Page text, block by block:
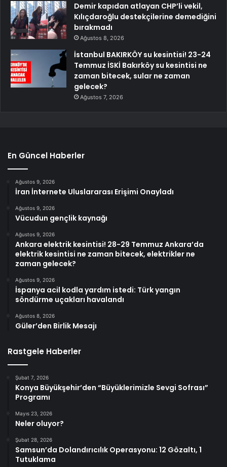
Demir kapıdan atlayan CHP’li vekil,
Kılıçdaroğlu destekçilerine demediğini
bırakmadı
Ağustos 8, 2026
İstanbul BAKIRKÖY su kesintisi! 23-24
Temmuz İSKİ Bakırköy su kesintisi ne
zaman bitecek, sular ne zaman
gelecek?
Ağustos 7, 2026
En Güncel Haberler
Ağustos 9, 2026
İran İnternete Uluslararası Erişimi Onayladı
Ağustos 9, 2026
Vücudun gençlik kaynağı
Ağustos 9, 2026
Ankara elektrik kesintisi! 28-29 Temmuz Ankara’da
elektrik kesintisi ne zaman bitecek, elektrikler ne
zaman gelecek?
Ağustos 9, 2026
İspanya acil kodla yardım istedi: Türk yangın
söndürme uçakları havalandı
Ağustos 8, 2026
Güler’den Birlik Mesajı
Rastgele Haberler
Şubat 7, 2026
Konya Büyükşehir’den “Büyüklerimizle Sevgi Sofrası”
Programı
Mayıs 23, 2026
Neler oluyor?
Şubat 28, 2026
Samsun’da Dolandırıcılık Operasyonu: 12 Gözaltı, 1
Tutuklama